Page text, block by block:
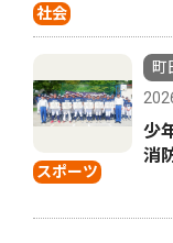
社会
スポーツ
町
少
消